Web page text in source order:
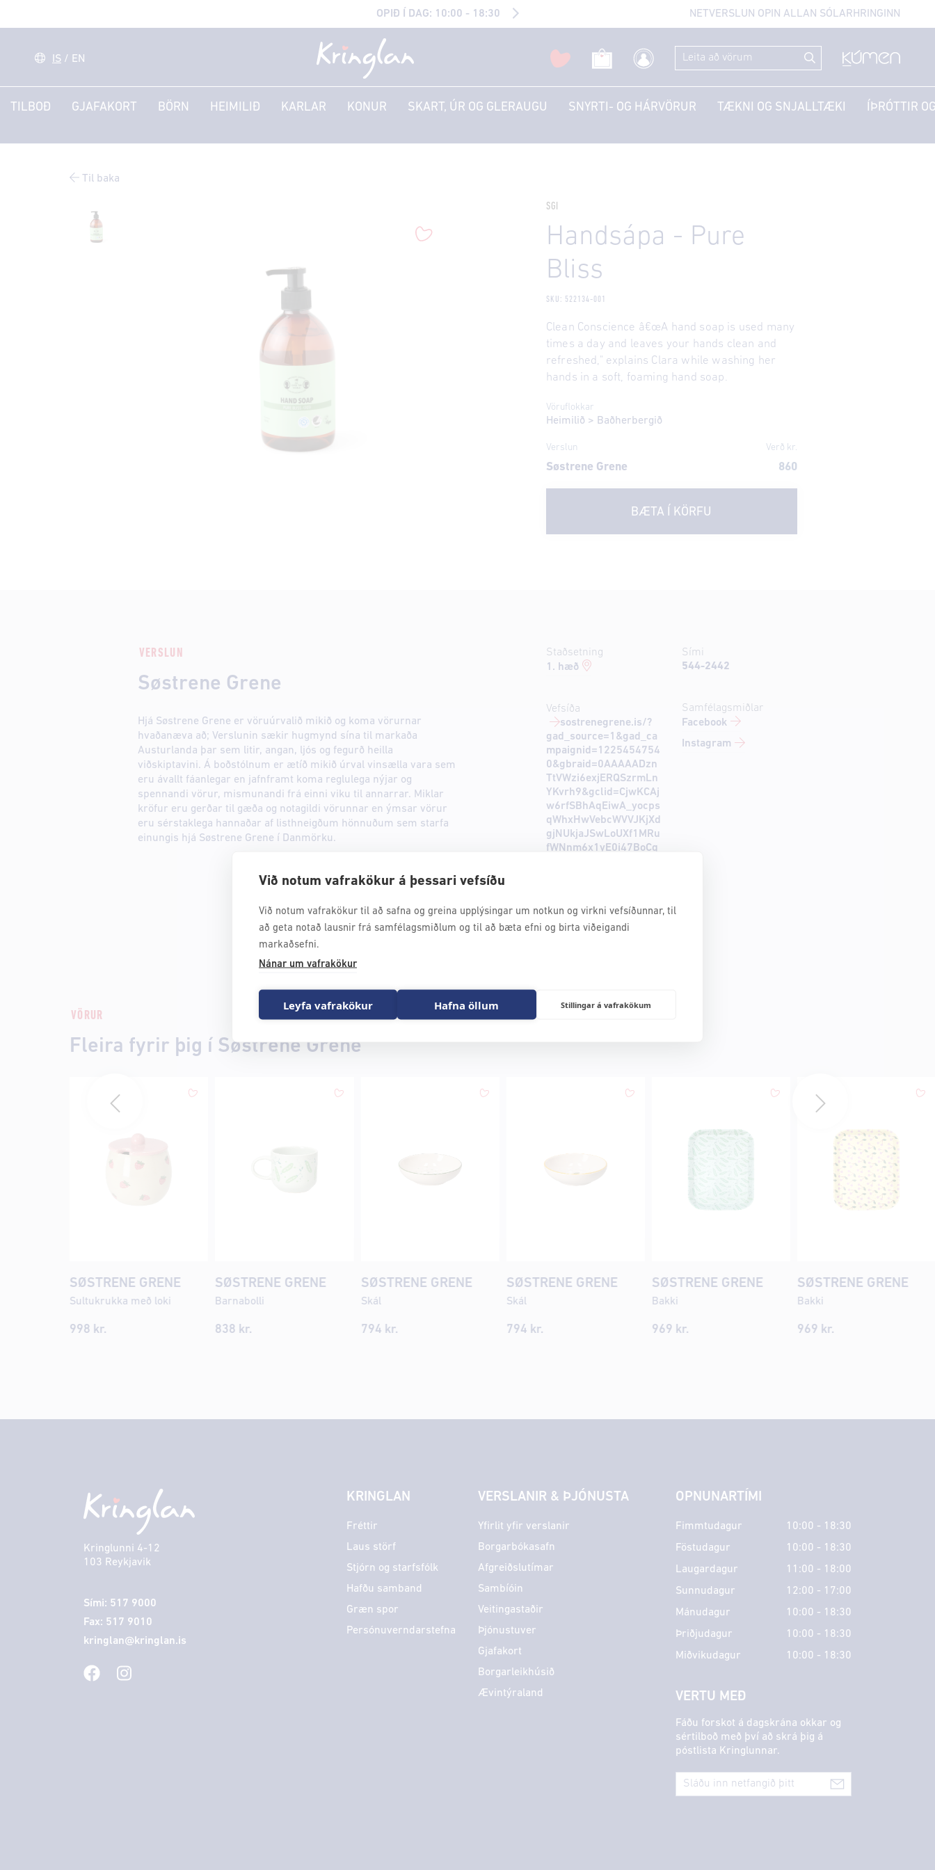
Við notum vafrakökur á þessari vefsíðu
Við notum vafrakökur til að safna og greina upplýsingar um notkun og virkni vefsíðunnar, til
að geta notað lausnir frá samfélagsmiðlum og til að bæta efni og birta viðeigandi
markaðsefni.
Nánar um vafrakökur
Leyfa vafrakökur Hafna öllum Stillingar á vafrakökum
OPIÐ Í DAG: 10:00 - 18:30 NETVERSLUN OPIN ALLAN SÓLARHRINGINN
IS / EN
TILBOÐ GJAFAKORT BÖRN HEIMILIÐ KARLAR KONUR SKART, ÚR OG GLERAUGU SNYRTI- OG HÁRVÖRUR TÆKNI OG SNJALLTÆKI ÍÞRÓTTIR
Til baka
SGI
Handsápa - Pure
Bliss
SKU: 522134-001
Clean Conscience â€œA hand soap is used many
times a day and leaves your hands clean and
refreshed," explains Clara while washing her
hands in a soft, foaming hand soap.
Vöruflokkar
Heimilið > Baðherbergið
Verslun Verð kr.
Søstrene Grene 860
BÆTA Í KÖRFU
VERSLUN
Søstrene Grene
Hjá Søstrene Grene er vöruúrvalið mikið og koma vörurnar
hvaðanæva að; Verslunin sækir hugmynd sína til markaða
Austurlanda þar sem litir, angan, ljós og fegurð heilla
viðskiptavini. Á boðstólnum er ætíð mikið úrval vinsælla vara sem
eru ávallt fáanlegar en jafnframt koma reglulega nýjar og
spennandi vörur, mismunandi frá einni viku til annarrar. Miklar
kröfur eru gerðar til gæða og notagildi vörunnar en ýmsar vörur
eru sérstaklega hannaðar af listhneigðum hönnuðum sem starfa
einungis hjá Søstrene Grene í Danmörku.
Staðsetning
1. hæð
Vefsíða
sostrenegrene.is/?
gad_source=1&gad_ca
mpaignid=1225454754
0&gbraid=0AAAAADzn
TtVWzi6exjERQSzrmLn
YKvrh9&gclid=CjwKCAj
w6rfSBhAqEiwA_yocps
qWhxHwVebcWVVJKjXd
gjNUkjaJSwLoUXf1MRu
fWNnm6x1yE0i47BoCq
Sími
544-2442
Samfélagsmiðlar
Facebook
Instagram
VÖRUR
Fleira fyrir þig í Søstrene Grene
SØSTRENE GRENE
Sultukrukka með loki
998 kr.
SØSTRENE GRENE
Barnabolli
838 kr.
SØSTRENE GRENE
Skál
794 kr.
SØSTRENE GRENE
Skál
794 kr.
SØSTRENE GRENE
Bakki
969 kr.
SØSTRENE GRENE
Bakki
969 kr.
Kringlunni 4-12
103 Reykjavik
Sími: 517 9000
Fax: 517 9010
kringlan@kringlan.is
KRINGLAN
Fréttir
Laus störf
Stjórn og starfsfólk
Hafðu samband
Græn spor
Persónuverndarstefna
VERSLANIR & ÞJÓNUSTA
Yfirlit yfir verslanir
Borgarbókasafn
Afgreiðslutímar
Sambíóin
Veitingastaðir
Þjónustuver
Gjafakort
Borgarleikhúsið
Ævintýraland
OPNUNARTÍMI
Fimmtudagur
10:00 - 18:30
Föstudagur
10:00 - 18:30
Laugardagur
11:00 - 18:00
Sunnudagur
12:00 - 17:00
Mánudagur
10:00 - 18:30
Þriðjudagur
10:00 - 18:30
Miðvikudagur
10:00 - 18:30
VERTU MEÐ
Fáðu forskot á dagskrána okkar og
sértilboð með því að skrá þig á
póstlista Kringlunnar.